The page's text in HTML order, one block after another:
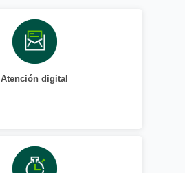
Atención digital